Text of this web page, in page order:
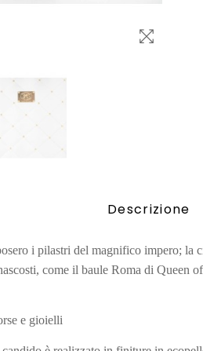
Descrizione
i pilastri del magnifico impero;
come il baule Roma di Queen
e gioielli